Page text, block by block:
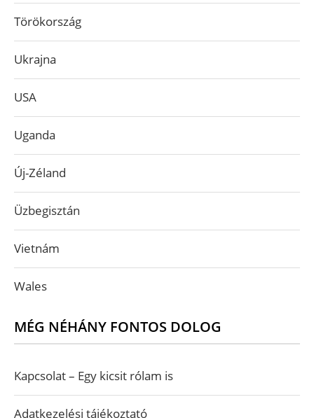
Törökország
Ukrajna
USA
Uganda
Új-Zéland
Üzbegisztán
Vietnám
Wales
MÉG NÉHÁNY FONTOS DOLOG
Kapcsolat – Egy kicsit rólam is
Adatkezelési tájékoztató